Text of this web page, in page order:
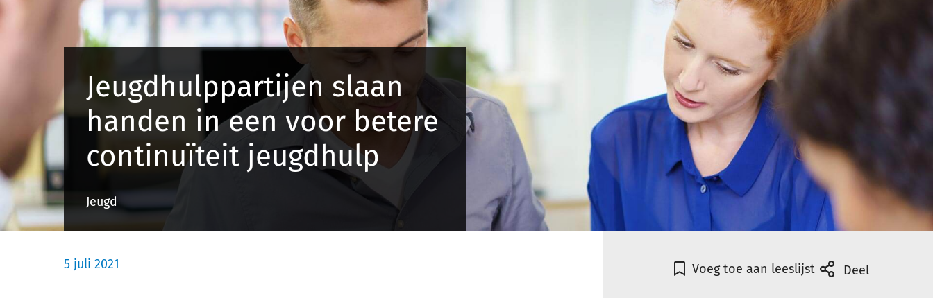
Jeugdhulppartijen slaan
handen in een voor betere
continuïteit jeugdhulp
Jeugd
5 juli 2021 Voeg toe aan leeslijst Deel